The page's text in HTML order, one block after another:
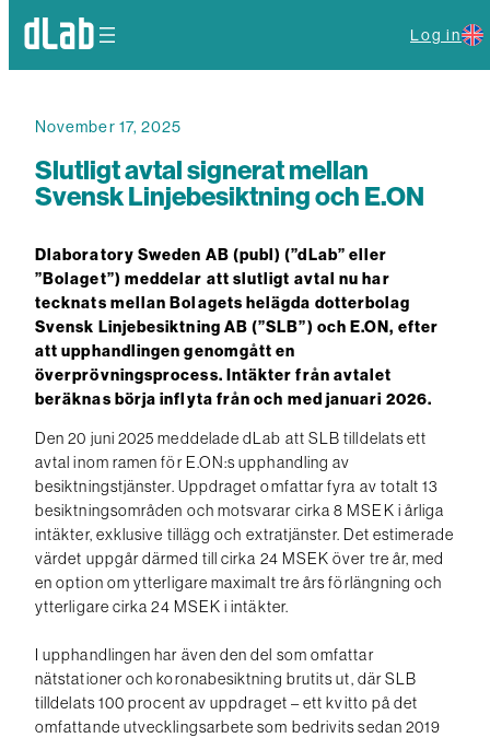
Log in
November 17, 2025
Slutligt avtal signerat mellan
Svensk Linjebesiktning och E.ON
Dlaboratory Sweden AB (publ) (”dLab” eller
”Bolaget”) meddelar att slutligt avtal nu har
tecknats mellan Bolagets helägda dotterbolag
Svensk Linjebesiktning AB (”SLB”) och E.ON, efter
att upphandlingen genomgått en
överprövningsprocess. Intäkter från avtalet
beräknas börja inflyta från och med januari 2026.
Den 20 juni 2025 meddelade dLab att SLB tilldelats ett
avtal inom ramen för E.ON:s upphandling av
besiktningstjänster. Uppdraget omfattar fyra av totalt 13
besiktningsområden och motsvarar cirka 8 MSEK i årliga
intäkter, exklusive tillägg och extratjänster. Det estimerade
värdet uppgår därmed till cirka 24 MSEK över tre år, med
en option om ytterligare maximalt tre års förlängning och
ytterligare cirka 24 MSEK i intäkter.
I upphandlingen har även den del som omfattar
nätstationer och koronabesiktning brutits ut, där SLB
tilldelats 100 procent av uppdraget – ett kvitto på det
omfattande utvecklingsarbete som bedrivits sedan 2019